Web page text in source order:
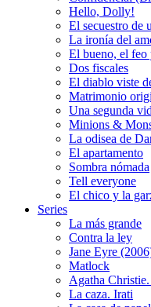
Hello, Dolly!
El secuestro de
La ironía del
El bueno, el feo
Dos fiscales
El diablo viste
Matrimonio
Una segunda
Minions &
La odisea de
El apartamento
Sombra nómada
Tell everyone
El chico y la
Series
La más grande
Contra la ley
Jane Eyre
Matlock
Agatha
La caza. Irati